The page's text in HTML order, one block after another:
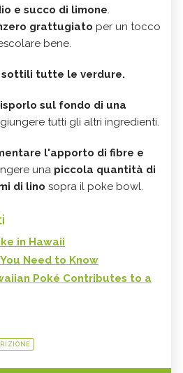
e succo di limone.
grattugiato per un tocco
bene.
tutte le verdure.
sul fondo di una
tutti gli altri ingredienti.
l'apporto di fibre e
una piccola quantità di
di lino sopra il poke bowl.
in Hawaii
Need to Know
Poké Contributes to a